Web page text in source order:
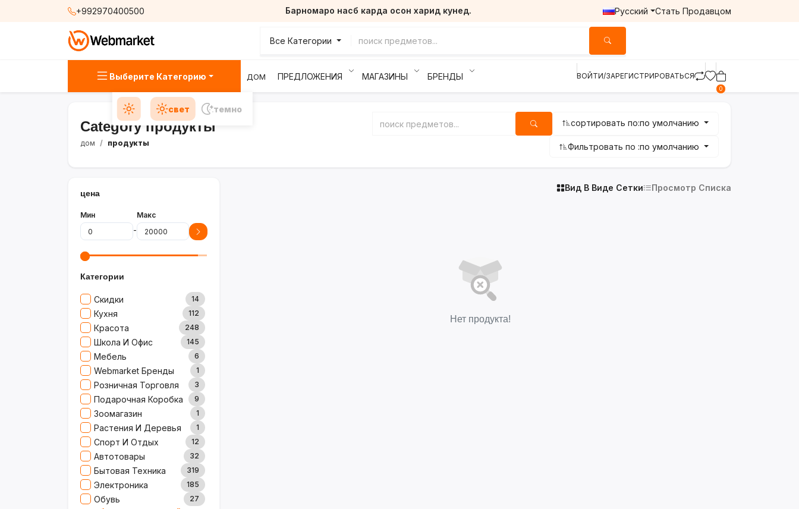
+992970400500 Барномаро насб карда осон харид кунед. Русский Стать Продавцом
Все Категории
Выберите Категорию ДОМ ПРЕДЛОЖЕНИЯ МАГАЗИНЫ БРЕНДЫ ВОЙТИ/ЗАРЕГИСТРИРОВАТЬСЯ
0
свет темно
Category продукты
дом продукты
сортировать по:по умолчанию
Фильтровать по :по умолчанию
цена
Мин
-
Макс
Категории
Скидки 14
Кухня 112
Красота 248
Школа И Офис 145
Мебель 6
Webmarket Бренды 1
Розничная Торговля 3
Подарочная Коробка 9
Зоомагазин 1
Растения И Деревья 1
Спорт И Отдых 12
Автотовары 32
Бытовая Техника 319
Электроника 185
Обувь 27
Вид В Виде Сетки Просмотр Списка
Нет продукта!